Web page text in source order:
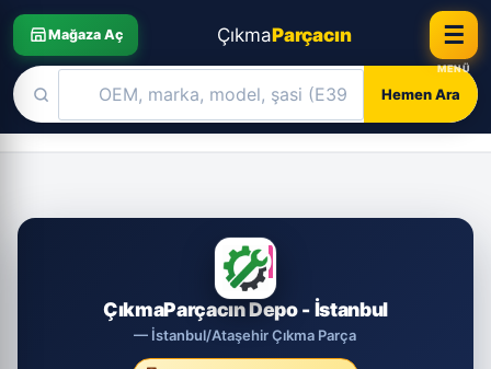
Mağaza Aç ÇıkmaParçacın
Hemen Ara
☰
Skip
ÇD
ÇıkmaParçacın Depo - İstanbul
— İstanbul/Ataşehir Çıkma Parça